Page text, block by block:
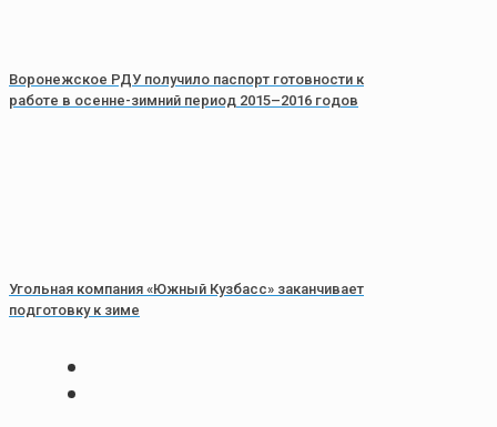
Воронежское РДУ получило паспорт готовности к
работе в осенне-зимний период 2015–2016 годов
Угольная компания «Южный Кузбасс» заканчивает
подготовку к зиме